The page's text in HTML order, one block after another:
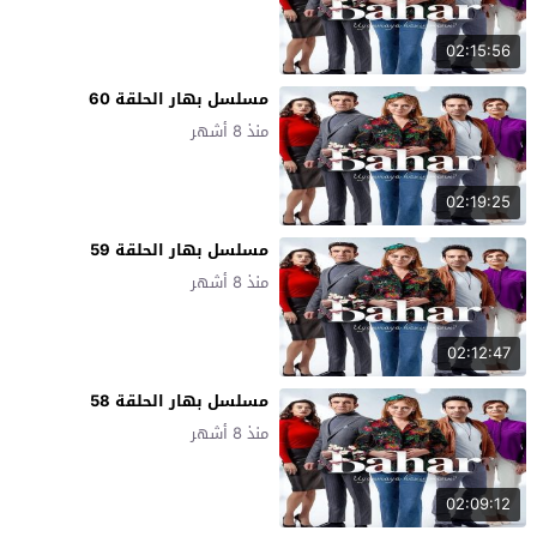
02:15:56
02:19:25
مسلسل بهار الحلقة 60
منذ 8 أشهر
02:12:47
مسلسل بهار الحلقة 59
منذ 8 أشهر
02:09:12
مسلسل بهار الحلقة 58
منذ 8 أشهر